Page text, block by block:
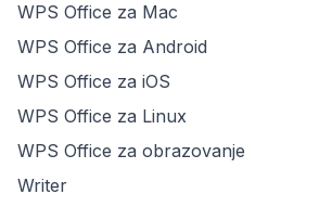
WPS Office za Mac
WPS Office za Android
WPS Office za iOS
WPS Office za Linux
WPS Office za obrazovanje
Writer